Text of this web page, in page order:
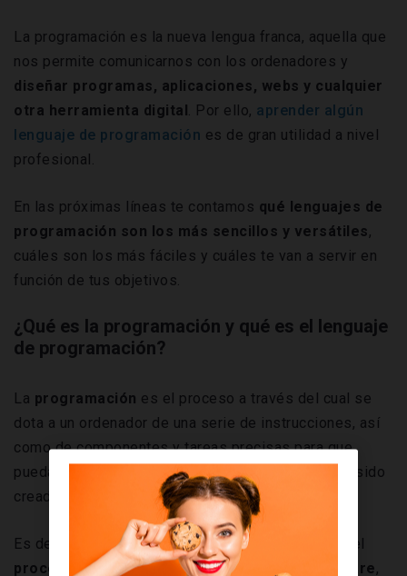
La programación es la nueva lengua franca, aquella que
nos permite comunicarnos con los ordenadores y
diseñar programas, aplicaciones, webs y cualquier
otra herramienta digital . Por ello, aprender algún
lenguaje de programación es de gran utilidad a nivel
profesional.
En las próximas líneas te contamos qué lenguajes de
programación son los más sencillos y versátiles,
cuáles son los más fáciles y cuáles te van a servir en
función de tus objetivos.
¿Qué es la programación y qué es el lenguaje
de programación?
La programación es el proceso a través del cual se
dota a un ordenador de una serie de instrucciones, así
como de componentes y tareas precisas para que
pueda ejecutar aquellas funciones para las que ha sido
creado.
Es decir, podríamos decir que la programación es el
proceso de construcción y creación del software,